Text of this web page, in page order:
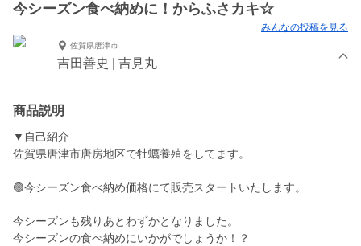
今シーズン食べ納めに！からふさカキ☆
みんなの投稿を見る
佐賀県唐津市
吉田善史 | 吉見丸
商品説明
▼自己紹介
佐賀県唐津市唐房地区で牡蠣養殖をしてます。
🟢今シーズン食べ納め価格にて販売スタートいたします。
今シーズンも残りあとわずかとなりました。
今シーズンの食べ納めにいかがでしょうか！？